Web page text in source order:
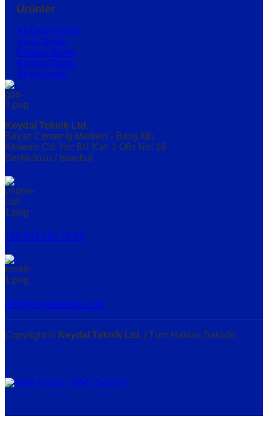
Ürünler
Aktüatör Grubu
Vana Grubu
Pompa Grubu
Kontrol Grubu
Aksesuarlar
Keydal Teknik Ltd.
Beyaz Center İş Merkezi - Barış Mh.
Akdeniz Cd. No: 8/1 Kat: 1 Ofis No: 18
Beylikdüzü / İstanbul
+90 543 192 10 99
info@keydalteknik.com
Copyright © Keydal Teknik Ltd. | Tüm Hakları Saklıdır.
Web Tasarım